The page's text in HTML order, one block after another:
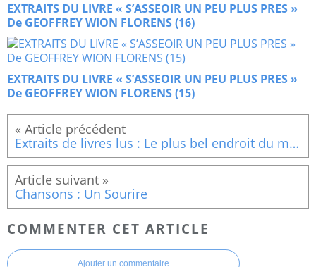
EXTRAITS DU LIVRE « S’ASSEOIR UN PEU PLUS PRES »
De GEOFFREY WION FLORENS (16)
EXTRAITS DU LIVRE « S’ASSEOIR UN PEU PLUS PRES »
De GEOFFREY WION FLORENS (15)
Extraits de livres lus : Le plus bel endroit du monde est ici (fin)
Chansons : Un Sourire
COMMENTER CET ARTICLE
Ajouter un commentaire